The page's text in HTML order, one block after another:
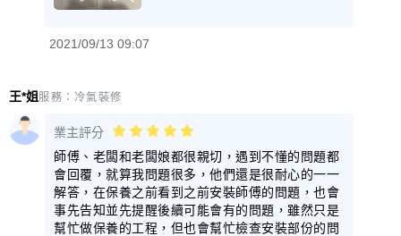
2021/09/13 09:07
王*姐 服務： 冷氣裝修
業主評分
師傅、老闆和老闆娘都很親切，遇到不懂的問題都
會回覆，就算我問題很多，他們還是很耐心的一一
解答，在保養之前看到之前安裝師傅的問題，也會
事先告知並先提醒後續可能會有的問題，雖然只是
幫忙做保養的工程，但也會幫忙檢查安裝部份的問